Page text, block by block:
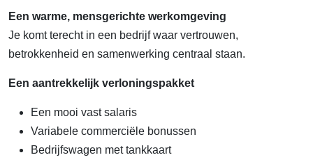
Een warme, mensgerichte werkomgeving
Je komt terecht in een bedrijf waar vertrouwen,
betrokkenheid en samenwerking centraal staan.
Een aantrekkelijk verloningspakket
Een mooi vast salaris
Variabele commerciële bonussen
Bedrijfswagen met tankkaart